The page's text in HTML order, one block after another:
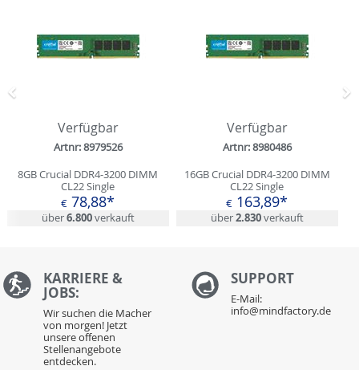
Verfügbar
Artnr: 8979526
8GB Crucial DDR4-3200 DIMM
CL22 Single
€ 78,88*
über6.800verkauft
Verfügbar
Artnr: 8980486
16GB Crucial DDR4-3200 DIMM
CL22 Single
€ 163,89*
über2.830verkauft
Zurück
KARRIERE &
JOBS:
Wir suchen die Macher
von morgen! Jetzt
unsere offenen
Stellenangebote
entdecken.
SUPPORT
E-Mail:
info@mindfactory.de